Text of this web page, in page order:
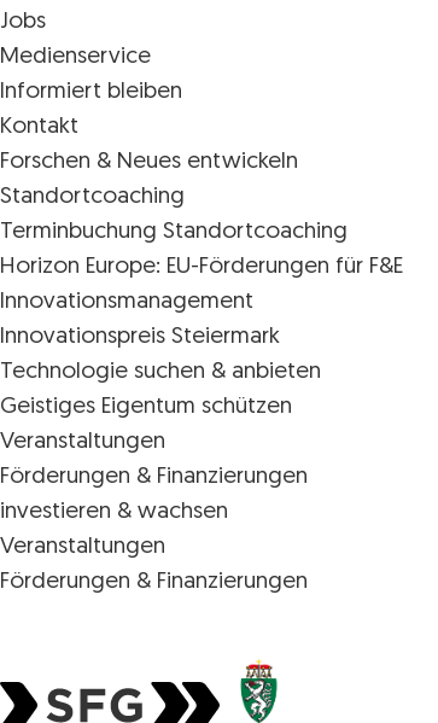
Jobs
Medienservice
Informiert bleiben
Kontakt
Forschen & Neues entwickeln
Standortcoaching
Terminbuchung Standortcoaching
Horizon Europe: EU-Förderungen für F&E
Innovations­management
Innovationspreis Steiermark
Technologie suchen & anbieten
Geistiges Eigentum schützen
Veranstaltungen
Förderungen & Finanzierungen
investieren & wachsen
Veranstaltungen
Förderungen & Finanzierungen